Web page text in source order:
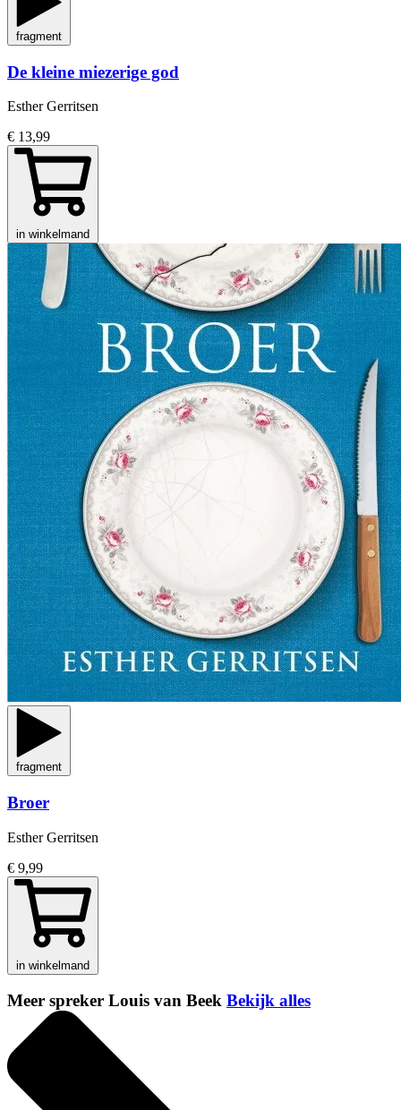
fragment
De kleine miezerige god
Esther Gerritsen
€ 13,99
in winkelmand
fragment
Broer
Esther Gerritsen
€ 9,99
in winkelmand
Meer spreker Louis van Beek Bekijk alles